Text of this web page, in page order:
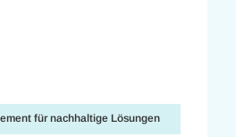
für nachhaltige Lösungen